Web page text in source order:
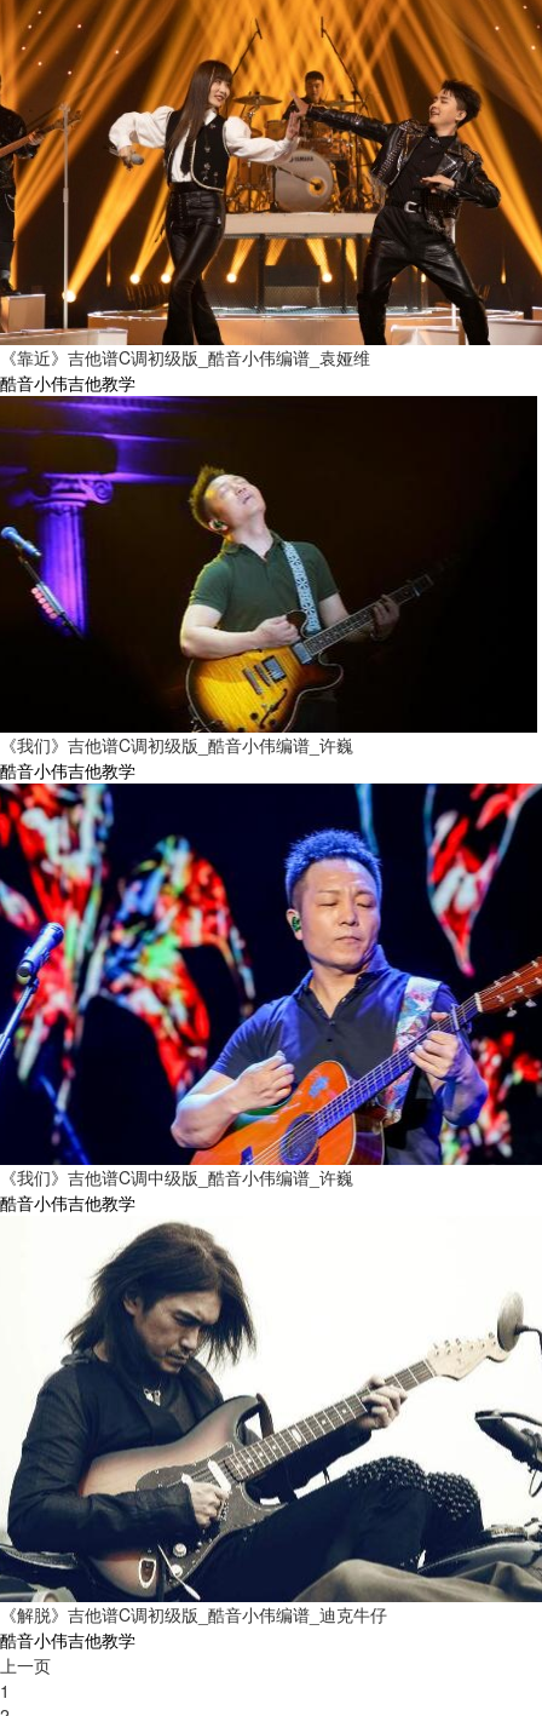
《靠近》吉他谱C调初级版_酷音小伟编谱_袁娅维
酷音小伟吉他教学
《我们》吉他谱C调初级版_酷音小伟编谱_许巍
酷音小伟吉他教学
《我们》吉他谱C调中级版_酷音小伟编谱_许巍
酷音小伟吉他教学
《解脱》吉他谱C调初级版_酷音小伟编谱_迪克牛仔
酷音小伟吉他教学
上一页
1